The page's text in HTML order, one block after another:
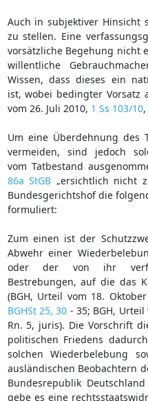
Auch in subjektiver Hinsicht
zu stellen. Eine
vorsätzliche Begehung nicht
willentliche
Wissen, dass dieses ein
ist, wobei bedingter Vorsatz
vom 26. Juli 2010, 1 Ss 103/10,
Um eine Überdehnung des
vermeiden, sind jedoch
vom Tatbestand
86a StGB „ersichtlich nicht
Bundesgerichtshof die
formuliert:
Zum einen ist der
Abwehr einer
oder der von ihr
Bestrebungen, auf die das
(BGH, Urteil vom 18.
BGHSt 25, 30 - 35; BGH,
Rn. 5, juris). Die Vorschrift
politischen Friedens
solchen Wiederbelebung
ausländischen Beobachtern
Bundesrepublik
gebe es eine